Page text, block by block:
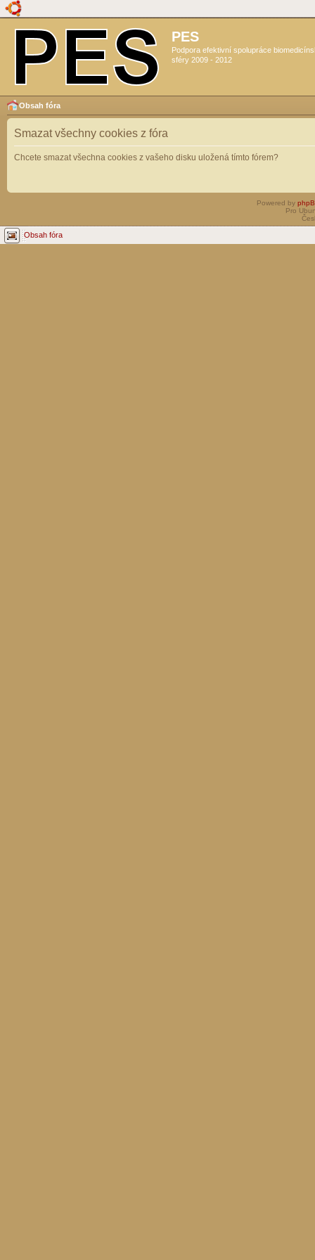
PES
Podpora efektivní spolupráce
sféry 2009 - 2012
Obsah fóra
Smazat všechny cookies z fóra
Chcete smazat všechna cookies z vašeho disku uložená tímto fórem?
Powered by
Pro
Obsah fóra